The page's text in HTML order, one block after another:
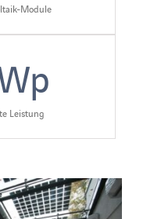
Module
Leistung